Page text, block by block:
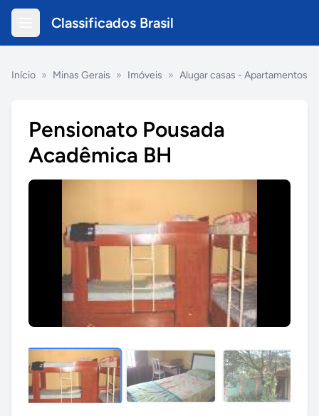
Classificados Brasil
Início » Minas Gerais » Imóveis » Alugar casas - Apartamentos
Pensionato Pousada
Acadêmica BH